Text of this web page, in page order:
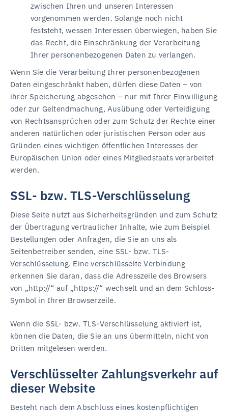
zwischen Ihren und unseren Interessen
vorgenommen werden. Solange noch nicht
feststeht, wessen Interessen überwiegen, haben Sie
das Recht, die Einschränkung der Verarbeitung
Ihrer personenbezogenen Daten zu verlangen.
Wenn Sie die Verarbeitung Ihrer personenbezogenen
Daten eingeschränkt haben, dürfen diese Daten – von
ihrer Speicherung abgesehen – nur mit Ihrer Einwilligung
oder zur Geltendmachung, Ausübung oder Verteidigung
von Rechtsansprüchen oder zum Schutz der Rechte einer
anderen natürlichen oder juristischen Person oder aus
Gründen eines wichtigen öffentlichen Interesses der
Europäischen Union oder eines Mitgliedstaats verarbeitet
werden.
SSL- bzw. TLS-Verschlüsselung
Diese Seite nutzt aus Sicherheitsgründen und zum Schutz
der Übertragung vertraulicher Inhalte, wie zum Beispiel
Bestellungen oder Anfragen, die Sie an uns als
Seitenbetreiber senden, eine SSL- bzw. TLS-
Verschlüsselung. Eine verschlüsselte Verbindung
erkennen Sie daran, dass die Adresszeile des Browsers
von „http://“ auf „https://“ wechselt und an dem Schloss-
Symbol in Ihrer Browserzeile.
Wenn die SSL- bzw. TLS-Verschlüsselung aktiviert ist,
können die Daten, die Sie an uns übermitteln, nicht von
Dritten mitgelesen werden.
Verschlüsselter Zahlungsverkehr auf
dieser Website
Besteht nach dem Abschluss eines kostenpflichtigen